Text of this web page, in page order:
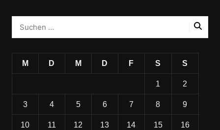
M D M D F S S
1 2
3 4 5 6 7 8 9
10 11 12 13 14 15 16